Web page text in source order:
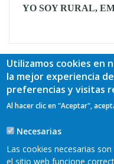
YO SOY RURAL,
Utilizamos cookies en
la mejor experiencia
preferencias y visitas
Al hacer clic en "Aceptar",
Necesarias
Las cookies necesarias
el sitio web funcione